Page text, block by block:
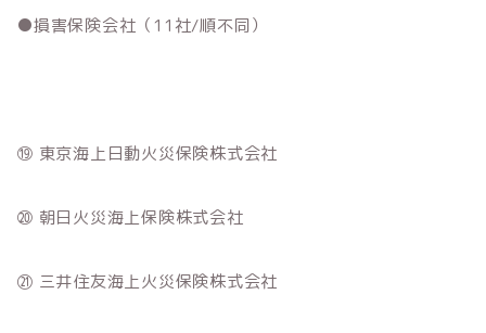
●損害保険会社（11社/順不同）
⑲ 東京海上日動火災保険株式会社
⑳ 朝日火災海上保険株式会社
㉑ 三井住友海上火災保険株式会社